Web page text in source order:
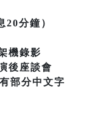
分鐘）
機錄影
後座談會
部分中文字